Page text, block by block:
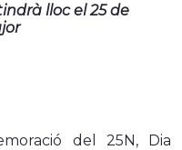
lloc el 25 de
del 25N, Dia